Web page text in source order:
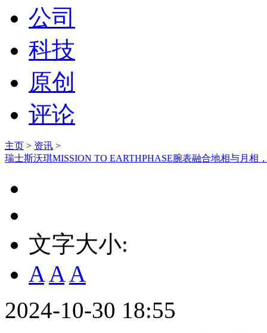
公司
科技
原创
评论
主页 > 资讯 >
瑞士斯沃琪MISSION TO EARTHPHASE腕表融合地相与月相
文字大小:
A A A
2024-10-30 18:55